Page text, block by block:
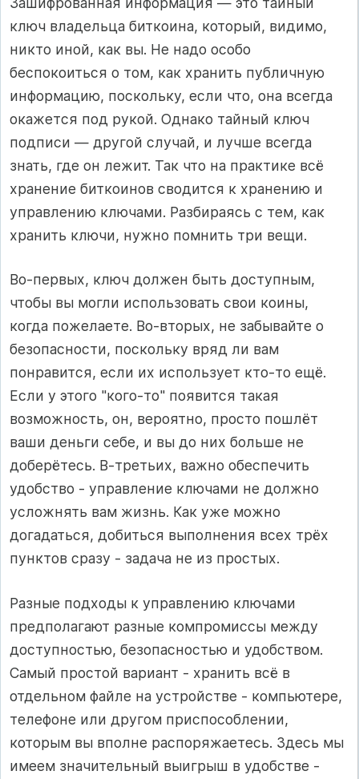
ключ владельца биткоина, который, видимо,
никто иной, как вы. Не надо особо
беспокоиться о том, как хранить публичную
информацию, поскольку, если что, она всегда
окажется под рукой. Однако тайный ключ
подписи — другой случай, и лучше всегда
знать, где он лежит. Так что на практике всё
хранение биткоинов сводится к хранению и
управлению ключами. Разбираясь с тем, как
хранить ключи, нужно помнить три вещи.
Во-первых, ключ должен быть доступным,
чтобы вы могли использовать свои коины,
когда пожелаете. Во-вторых, не забывайте о
безопасности, поскольку вряд ли вам
понравится, если их использует кто-то ещё.
Если у этого "кого-то" появится такая
возможность, он, вероятно, просто пошлёт
ваши деньги себе, и вы до них больше не
доберётесь. В-третьих, важно обеспечить
удобство - управление ключами не должно
усложнять вам жизнь. Как уже можно
догадаться, добиться выполнения всех трёх
пунктов сразу - задача не из простых.
Разные подходы к управлению ключами
предполагают разные компромиссы между
доступностью, безопасностью и удобством.
Самый простой вариант - хранить всё в
отдельном файле на устройстве - компьютере,
телефоне или другом приспособлении,
которым вы вполне распоряжаетесь. Здесь мы
имеем значительный выигрыш в удобстве -